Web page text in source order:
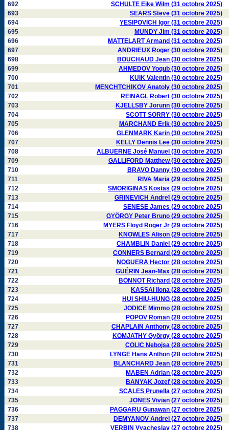
692
SCHULTE Eike Wilm (31 octobre 2025)
693
SEARS Steve (31 octobre 2025)
694
YESIPOVICH Igor (31 octobre 2025)
695
MUNDY Jim (31 octobre 2025)
696
MATTELART Armand (31 octobre 2025)
697
ANDRIEUX Roger (30 octobre 2025)
698
BOUCHAUD Jean (30 octobre 2025)
699
AHMEDOV Yoqub (30 octobre 2025)
700
KUIK Valentin (30 octobre 2025)
701
MENCHTCHIKOV Anatoly (30 octobre 2025)
702
REINAGL Robert (30 octobre 2025)
703
KJELLSBY Jorunn (30 octobre 2025)
704
SCOTT SORRY (30 octobre 2025)
705
MARCHAND Erik (30 octobre 2025)
706
GLENMARK Karin (30 octobre 2025)
707
KELLY Dennis Lee (30 octobre 2025)
708
ALBUERNE José Manuel (30 octobre 2025)
709
GALLIFORD Matthew (30 octobre 2025)
710
BRAVO Danny (30 octobre 2025)
711
RIVA Maria (29 octobre 2025)
712
SMORIGINAS Kostas (29 octobre 2025)
713
GRINEVICH Andreï (29 octobre 2025)
714
SENESE James (29 octobre 2025)
715
GYÖRGY Peter Bruno (29 octobre 2025)
716
MYERS Floyd Roger Jr (29 octobre 2025)
717
KNOWLES Alison (29 octobre 2025)
718
CHAMBLIN Daniel (29 octobre 2025)
719
CONNERS Bernard (29 octobre 2025)
720
NOGUERA Hector (28 octobre 2025)
721
GUÉRIN Jean-Max (28 octobre 2025)
722
BONNOT Richard (28 octobre 2025)
723
KASSAI Ilona (28 octobre 2025)
724
HUI SHIU-HUNG (28 octobre 2025)
725
JODICE Mimmo (28 octobre 2025)
726
POPOV Roman (28 octobre 2025)
727
CHAPLAIN Anthony (28 octobre 2025)
728
KOMJATHY György (28 octobre 2025)
729
COLIC Nebojsa (28 octobre 2025)
730
LYNGE Hans Anthon (28 octobre 2025)
731
BLANCHARD Jean (28 octobre 2025)
732
MABEN Adrian (28 octobre 2025)
733
BANYAK Jozef (28 octobre 2025)
734
SCALES Prunella (27 octobre 2025)
735
JONES Vivian (27 octobre 2025)
736
PAGGARU Gunawan (27 octobre 2025)
737
DEMYANOV Andrei (27 octobre 2025)
738
VERBIN Vyacheslav (27 octobre 2025)